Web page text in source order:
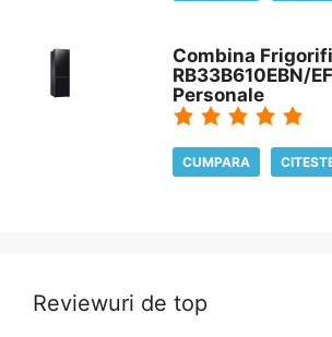
Combina
RB33B610EBN/
Personale
CUMPARA
Reviewuri de top